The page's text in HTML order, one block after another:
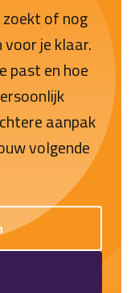
of nog
je klaar.
past en hoe
aanpak
volgende